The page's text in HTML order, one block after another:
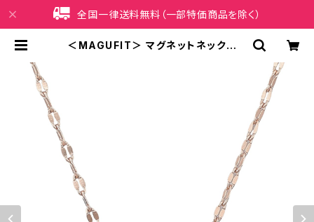
全国一律送料無料（一部特価商品を除く）
＜MAGUFIT＞ マグネットネックレス